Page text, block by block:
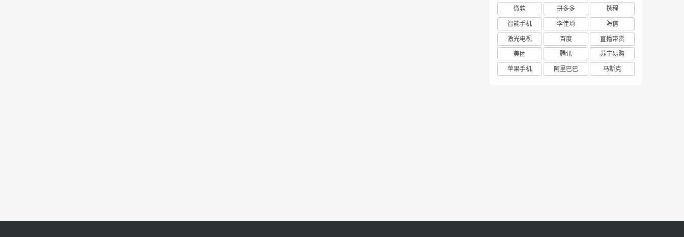
微软
拼多多
携程
智能手机
李佳琦
海信
激光电视
百度
直播带货
美团
腾讯
苏宁易购
苹果手机
阿里巴巴 马斯克